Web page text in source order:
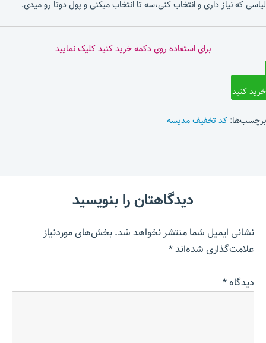
لیاسی که نیاز داری و انتخاب کنی،سه تا انتخاب میکنی و پول دوتا رو میدی.
برای استفاده روی دکمه خرید کنید کلیک نمایید
خرید کنید
برچسب‌ها: کد تخفیف مدیسه
دیدگاهتان را بنویسید
نشانی ایمیل شما منتشر نخواهد شد.بخش‌های موردنیاز
علامت‌گذاری شده‌اند*
دیدگاه*